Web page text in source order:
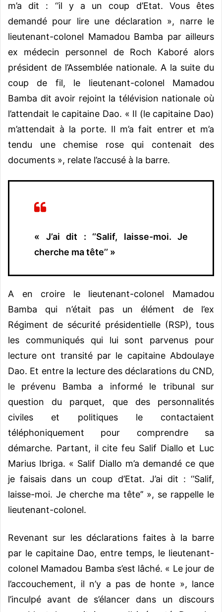
m’a dit : ‘’il y a un coup d’Etat. Vous êtes
demandé pour lire une déclaration », narre le
lieutenant-colonel Mamadou Bamba par ailleurs
ex médecin personnel de Roch Kaboré alors
président de l’Assemblée nationale. A la suite du
coup de fil, le lieutenant-colonel Mamadou
Bamba dit avoir rejoint la télévision nationale où
l’attendait le capitaine Dao. « Il (le capitaine Dao)
m’attendait à la porte. Il m’a fait entrer et m’a
tendu une chemise rose qui contenait des
documents », relate l’accusé à la barre.
« J’ai dit : ‘’Salif, laisse-moi. Je
cherche ma tête’’ »
A en croire le lieutenant-colonel Mamadou
Bamba qui n’était pas un élément de l’ex
Régiment de sécurité présidentielle (RSP), tous
les communiqués qui lui sont parvenus pour
lecture ont transité par le capitaine Abdoulaye
Dao. Et entre la lecture des déclarations du CND,
le prévenu Bamba a informé le tribunal sur
question du parquet, que des personnalités
civiles et politiques le contactaient
téléphoniquement pour comprendre sa
démarche. Partant, il cite feu Salif Diallo et Luc
Marius Ibriga. « Salif Diallo m’a demandé ce que
je faisais dans un coup d’Etat. J’ai dit : ‘’Salif,
laisse-moi. Je cherche ma tête’’ », se rappelle le
lieutenant-colonel.
Revenant sur les déclarations faites à la barre
par le capitaine Dao, entre temps, le lieutenant-
colonel Mamadou Bamba s’est lâché. « Le jour de
l’accouchement, il n’y a pas de honte », lance
l’inculpé avant de s’élancer dans un discours